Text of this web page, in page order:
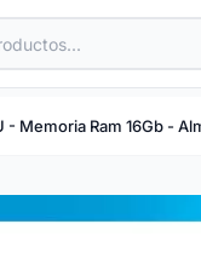
Memoria Ram 16Gb -